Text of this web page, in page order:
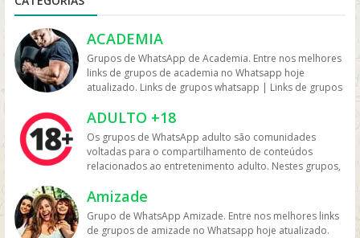
ACADEMIA
Grupos de WhatsApp de Academia. Entre nos melhores
links de grupos de academia no Whatsapp hoje
atualizado. Links de grupos whatsapp | Links de grupos
de Whatsapp – Link Grupo Whatsapp. Só os melhores
links de grupos do Whatsapp entre agora porque os
links podem expirar. Mas antes compartilhe os grupos
na redes sociais. Conheça os grupos na rede sociais
whatsapp e converse com pessoas porque é tudo de
bom. Interaja com pessoas do brasil inteiro e também
de fora do brasil. Em grupos de whatsapp, entre em
grupos que pessoa legais. Grupos de academia
whatsapp Participe de grupo de musculação no whats,
ADULTO +18
Os grupos de WhatsApp adulto são comunidades
voltadas para o compartilhamento de conteúdos
relacionados ao entretenimento adulto. Nestes grupos,
discutir temas como sensualidade, relacionamento e
experiências pessoais. Muitos desses grupos focam na
interação entre adultos com interesses em comum,
Amizade
Grupo de WhatsApp Amizade. Entre nos melhores links
de grupos de amizade no Whatsapp hoje atualizado.